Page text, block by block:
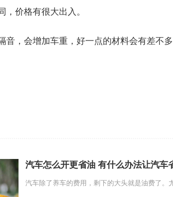
，价格有很大出入。
音，会增加车重，好一点的材料会有差不
汽车怎么开更省油 有什么办法让汽车
汽车除了养车的费用，剩下的大头就是油费了。